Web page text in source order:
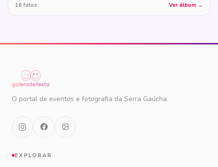
16 fotos Ver álbum →
O portal de eventos e fotografia da Serra Gaúcha
EXPLORAR